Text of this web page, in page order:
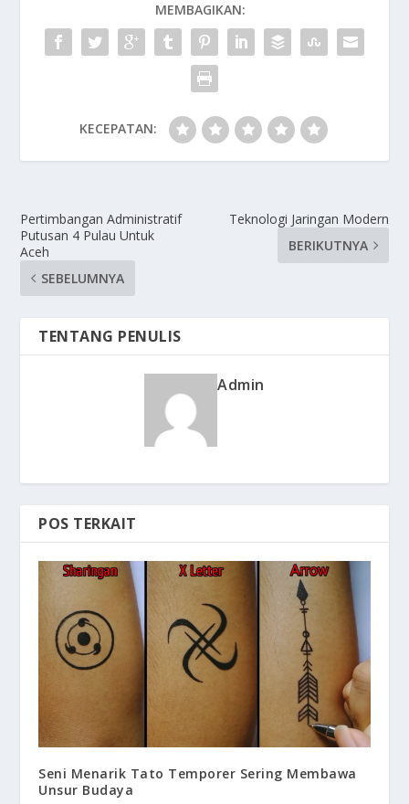
MEMBAGIKAN:
KECEPATAN:
Pertimbangan Administratif
Putusan 4 Pulau Untuk
Aceh
SEBELUMNYA
Teknologi Jaringan Modern
BERIKUTNYA
TENTANG PENULIS
Admin
POS TERKAIT
Seni Menarik Tato Temporer Sering Membawa
Unsur Budaya